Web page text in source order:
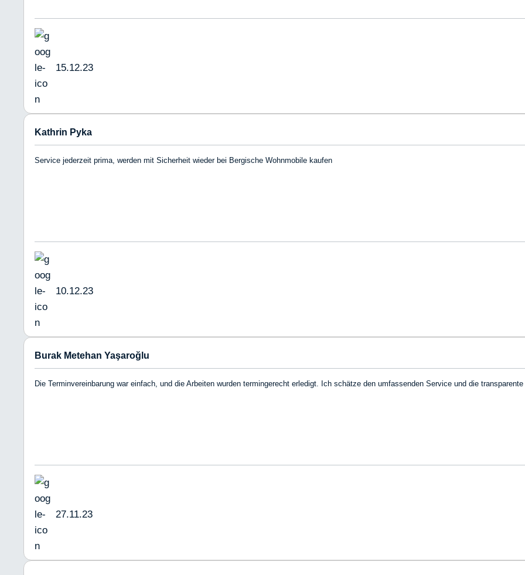
15.12.23
Kathrin Pyka
Service jederzeit prima, werden mit Sicherheit wieder bei Bergische Wohnmobile kaufen
10.12.23
Burak Metehan Yaşaroğlu
Die Terminvereinbarung war einfach, und die Arbeiten wurden termingerecht erledigt. Ich schätze den umfassenden Service und die
27.11.23